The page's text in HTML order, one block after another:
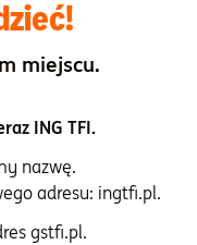
na
uwagę
miejscu.
ING TFI.
nazwę.
adresu: ingtfi.pl.
gstfi.pl.